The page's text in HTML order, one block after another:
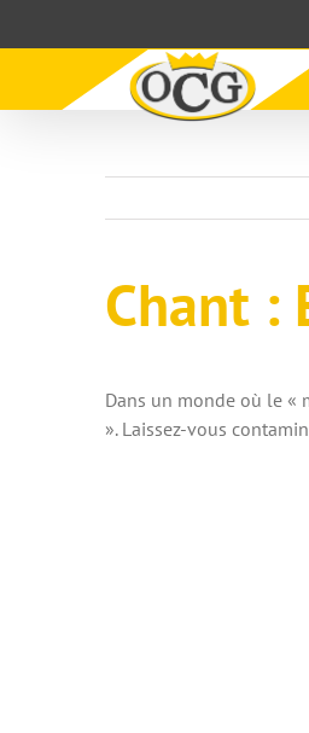
au
Chant :
Dans un monde où le «
». Laissez-vous